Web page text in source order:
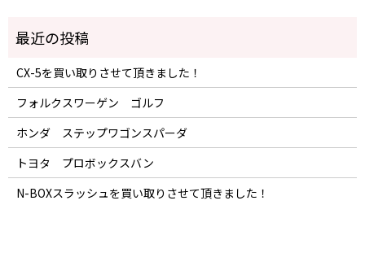
CX-5を買い取りさせて頂きました！
フォルクスワーゲン ゴルフ
ホンダ ステップワゴンスパーダ
トヨタ プロボックスバン
N-BOXスラッシュを買い取りさせて頂きました！